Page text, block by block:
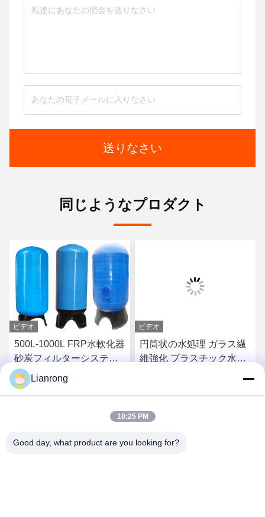
送りなさい
同じようなプロダクト
ビデオ
500L-1000L FRP水軟化器
砂炭フィルターシステム
のためのタンク圧力容器
ビデオ
円筒状の水処理 ガラス繊
維強化 プラスチック水タ
Lianrong
10:25 PM
Good day, what product are you looking for?